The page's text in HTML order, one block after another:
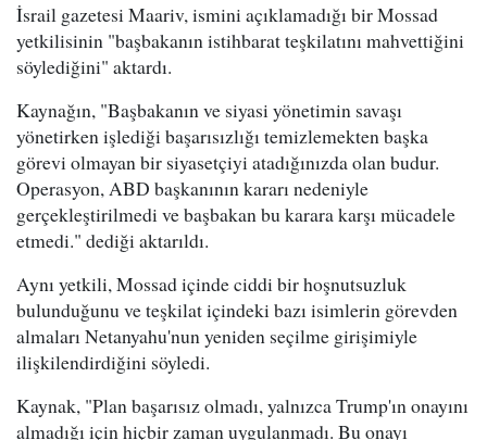
İsrail gazetesi Maariv, ismini açıklamadığı bir Mossad
yetkilisinin "başbakanın istihbarat teşkilatını mahvettiğini
söylediğini" aktardı.
Kaynağın, "Başbakanın ve siyasi yönetimin savaşı
yönetirken işlediği başarısızlığı temizlemekten başka
görevi olmayan bir siyasetçiyi atadığınızda olan budur.
Operasyon, ABD başkanının kararı nedeniyle
gerçekleştirilmedi ve başbakan bu karara karşı mücadele
etmedi." dediği aktarıldı.
Aynı yetkili, Mossad içinde ciddi bir hoşnutsuzluk
bulunduğunu ve teşkilat içindeki bazı isimlerin görevden
almaları Netanyahu'nun yeniden seçilme girişimiyle
ilişkilendirdiğini söyledi.
Kaynak, "Plan başarısız olmadı, yalnızca Trump'ın onayını
almadığı için hiçbir zaman uygulanmadı. Bu onayı